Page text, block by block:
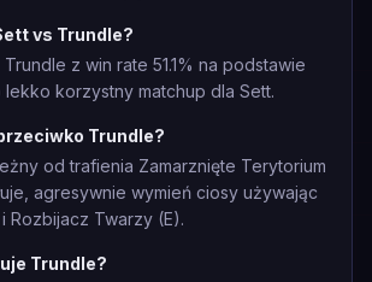
vs Trundle?
z win rate 51.1% na podstawie
korzystny matchup dla Sett.
Trundle?
od trafienia Zamarznięte Terytorium
agresywnie wymień ciosy używając
Rozbijacz Twarzy (E).
Trundle?